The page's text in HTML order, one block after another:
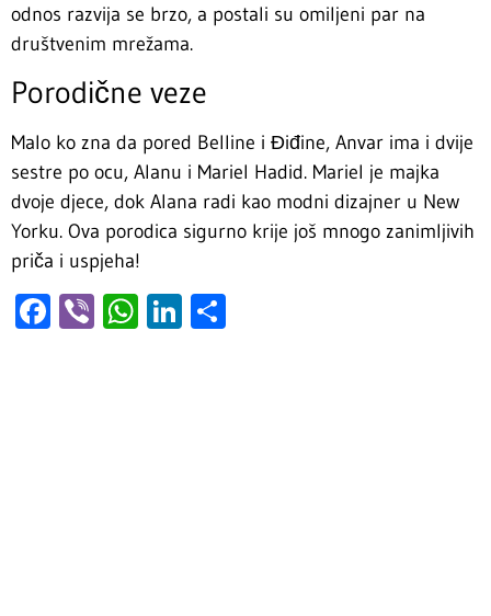
odnos razvija se brzo, a postali su omiljeni par na
društvenim mrežama.
Porodične veze
Malo ko zna da pored Belline i Điđine, Anvar ima i dvije
sestre po ocu, Alanu i Mariel Hadid. Mariel je majka
dvoje djece, dok Alana radi kao modni dizajner u New
Yorku. Ova porodica sigurno krije još mnogo zanimljivih
priča i uspjeha!
Facebook
ViberWhatsApp
LinkedIn